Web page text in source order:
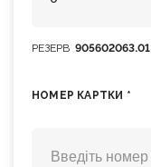
РЕЗЕРВ 905602063.01
НОМЕР КАРТКИ *